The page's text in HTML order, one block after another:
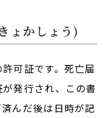
ょかしょう)
可証です。死亡届
発行され、この書
んだ後は日時が記